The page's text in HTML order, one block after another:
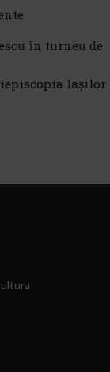
în turneu de
Iașilor